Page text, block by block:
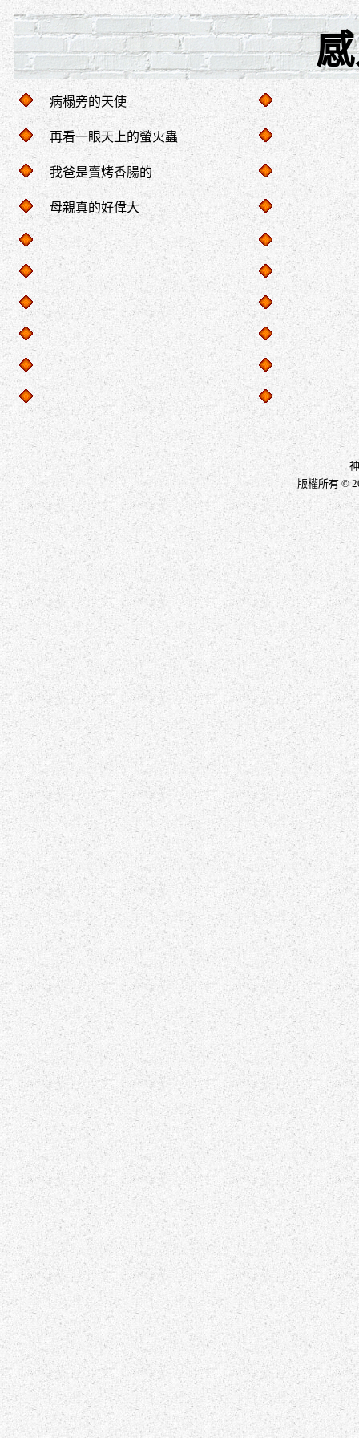
病榻旁的天使
再看一眼天上的螢火蟲
我爸是賣烤香腸的
母親真的好偉大
版權所有 ©